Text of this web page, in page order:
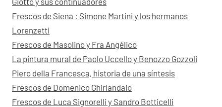
Frescos de Siena : Simone Martini y los hermanos
Lorenzetti
Frescos de Masolino y Fra Angélico
La pintura mural de Paolo Uccello y Benozzo Gozzoli
Piero della Francesca, historia de una síntesis
Frescos de Domenico Ghirlandaio
Frescos de Luca Signorelli y Sandro Botticelli